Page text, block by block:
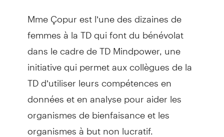
Mme Çopur est l’une des dizaines de
femmes à la TD qui font du bénévolat
dans le cadre de TD Mindpower, une
initiative qui permet aux collègues de la
TD d’utiliser leurs compétences en
données et en analyse pour aider les
organismes de bienfaisance et les
organismes à but non lucratif.